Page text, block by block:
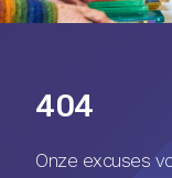
404
Onze excuses